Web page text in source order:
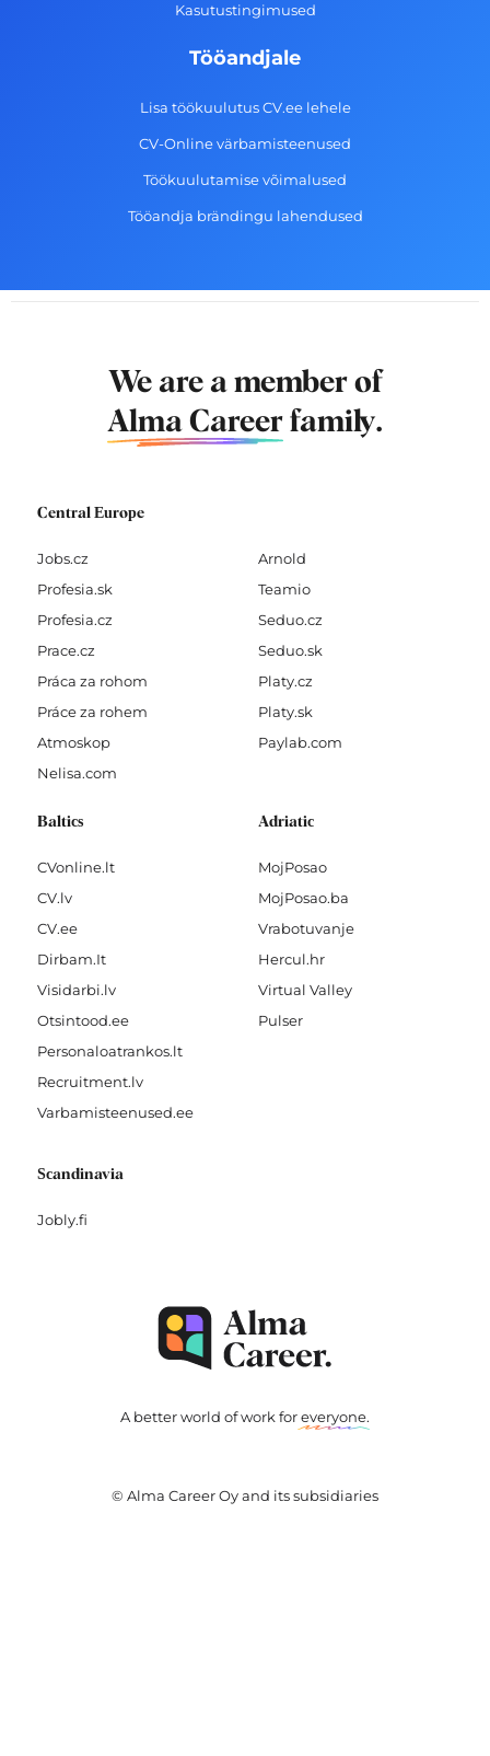
Kasutustingimused
Tööandjale
Lisa töökuulutus CV.ee lehele
CV-Online värbamisteenused
Töökuulutamise võimalused
Tööandja brändingu lahendused
We are a member of
Alma Career family.
Central Europe
Jobs.cz
Profesia.sk
Profesia.cz
Prace.cz
Práca za rohom
Práce za rohem
Atmoskop
Nelisa.com
Arnold
Teamio
Seduo.cz
Seduo.sk
Platy.cz
Platy.sk
Paylab.com
Baltics
CVonline.lt
CV.lv
CV.ee
Dirbam.It
Visidarbi.lv
Otsintood.ee
Personaloatrankos.lt
Recruitment.lv
Varbamisteenused.ee
Adriatic
MojPosao
MojPosao.ba
Vrabotuvanje
Hercul.hr
Virtual Valley
Pulser
Scandinavia
Jobly.fi
A better world of work foreveryone.
© Alma Career Oy and its subsidiaries